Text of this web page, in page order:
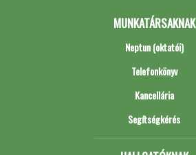
MUNKATÁRSAKNAK
Neptun (oktatói)
Telefonkönyv
Kancellária
Segítségkérés